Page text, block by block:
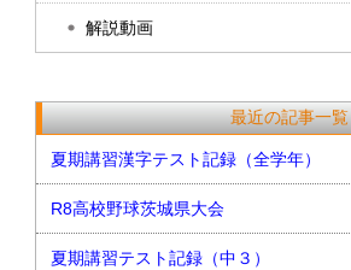
解説動画
最近の記事一覧
夏期講習漢字テスト記録（全学年）
R8高校野球茨城県大会
夏期講習テスト記録（中３）